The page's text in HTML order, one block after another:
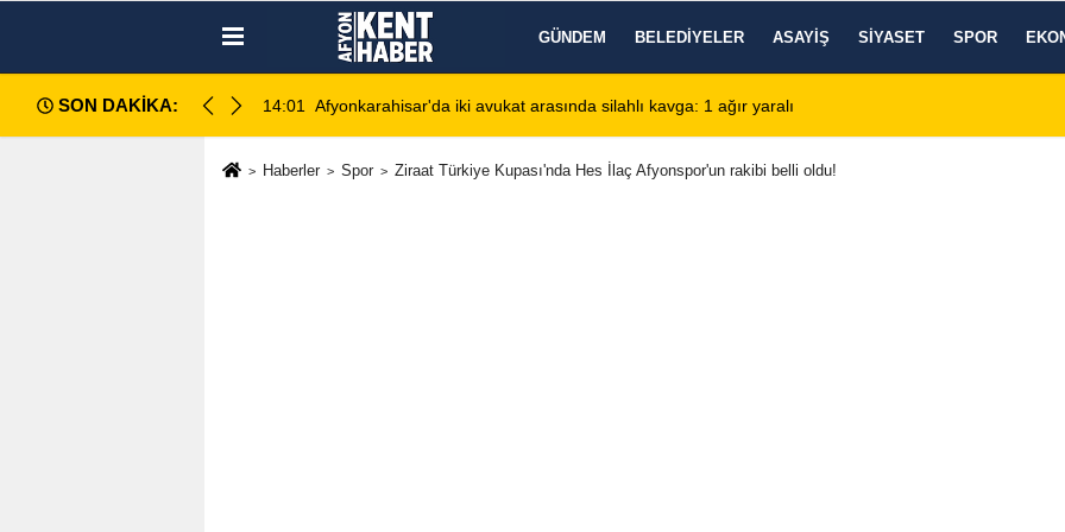
GÜNDEM BELEDIYELER ASAYIŞ SIYASET SPOR
SON DAKİKA:
kavga: 1 ağır yaralı 13:28 Emirdağ Devlet Hastanesi'nde KBB Uzmanı hasta kabulüne başlıyor Google
Haberler Spor Ziraat Türkiye Kupası'nda Hes İlaç Afyonspor'un rakibi belli oldu!